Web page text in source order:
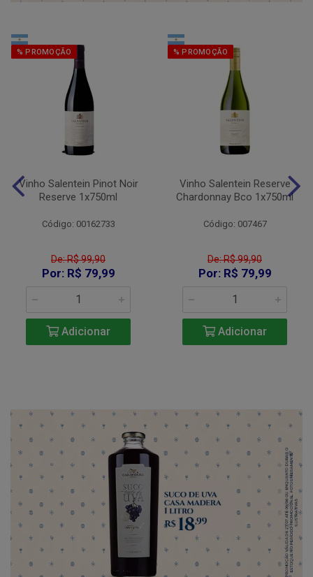
% PROMOÇÃO
Vinho Salentein Pinot Noir
Reserve 1x750ml
Código: 00162733
De: R$ 99,90
Por: R$ 79,99
Adicionar
% PROMOÇÃO
Vinho Salentein Reserve
Chardonnay Bco 1x750ml
Código: 007467
De: R$ 99,90
Por: R$ 79,99
Adicionar